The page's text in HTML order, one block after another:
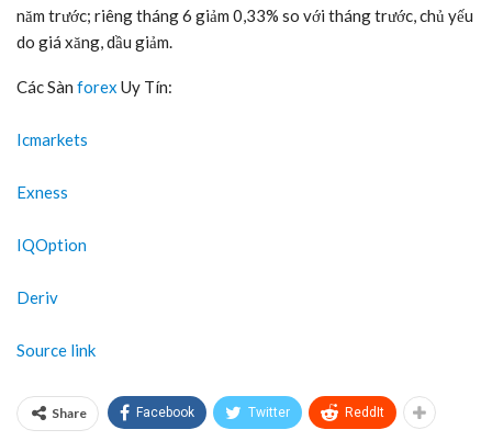
năm trước; riêng tháng 6 giảm 0,33% so với tháng trước, chủ yếu
do giá xăng, dầu giảm.
Các Sàn forex Uy Tín:
Icmarkets
Exness
IQOption
Deriv
Source link
Share Facebook Twitter ReddIt